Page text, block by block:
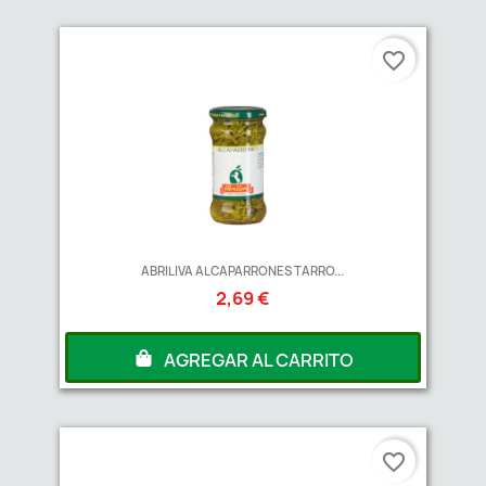
ABRILIVA ALCAPARRONES TARRO...
2,69 €
AGREGAR AL CARRITO
favorite_border
favorite_border